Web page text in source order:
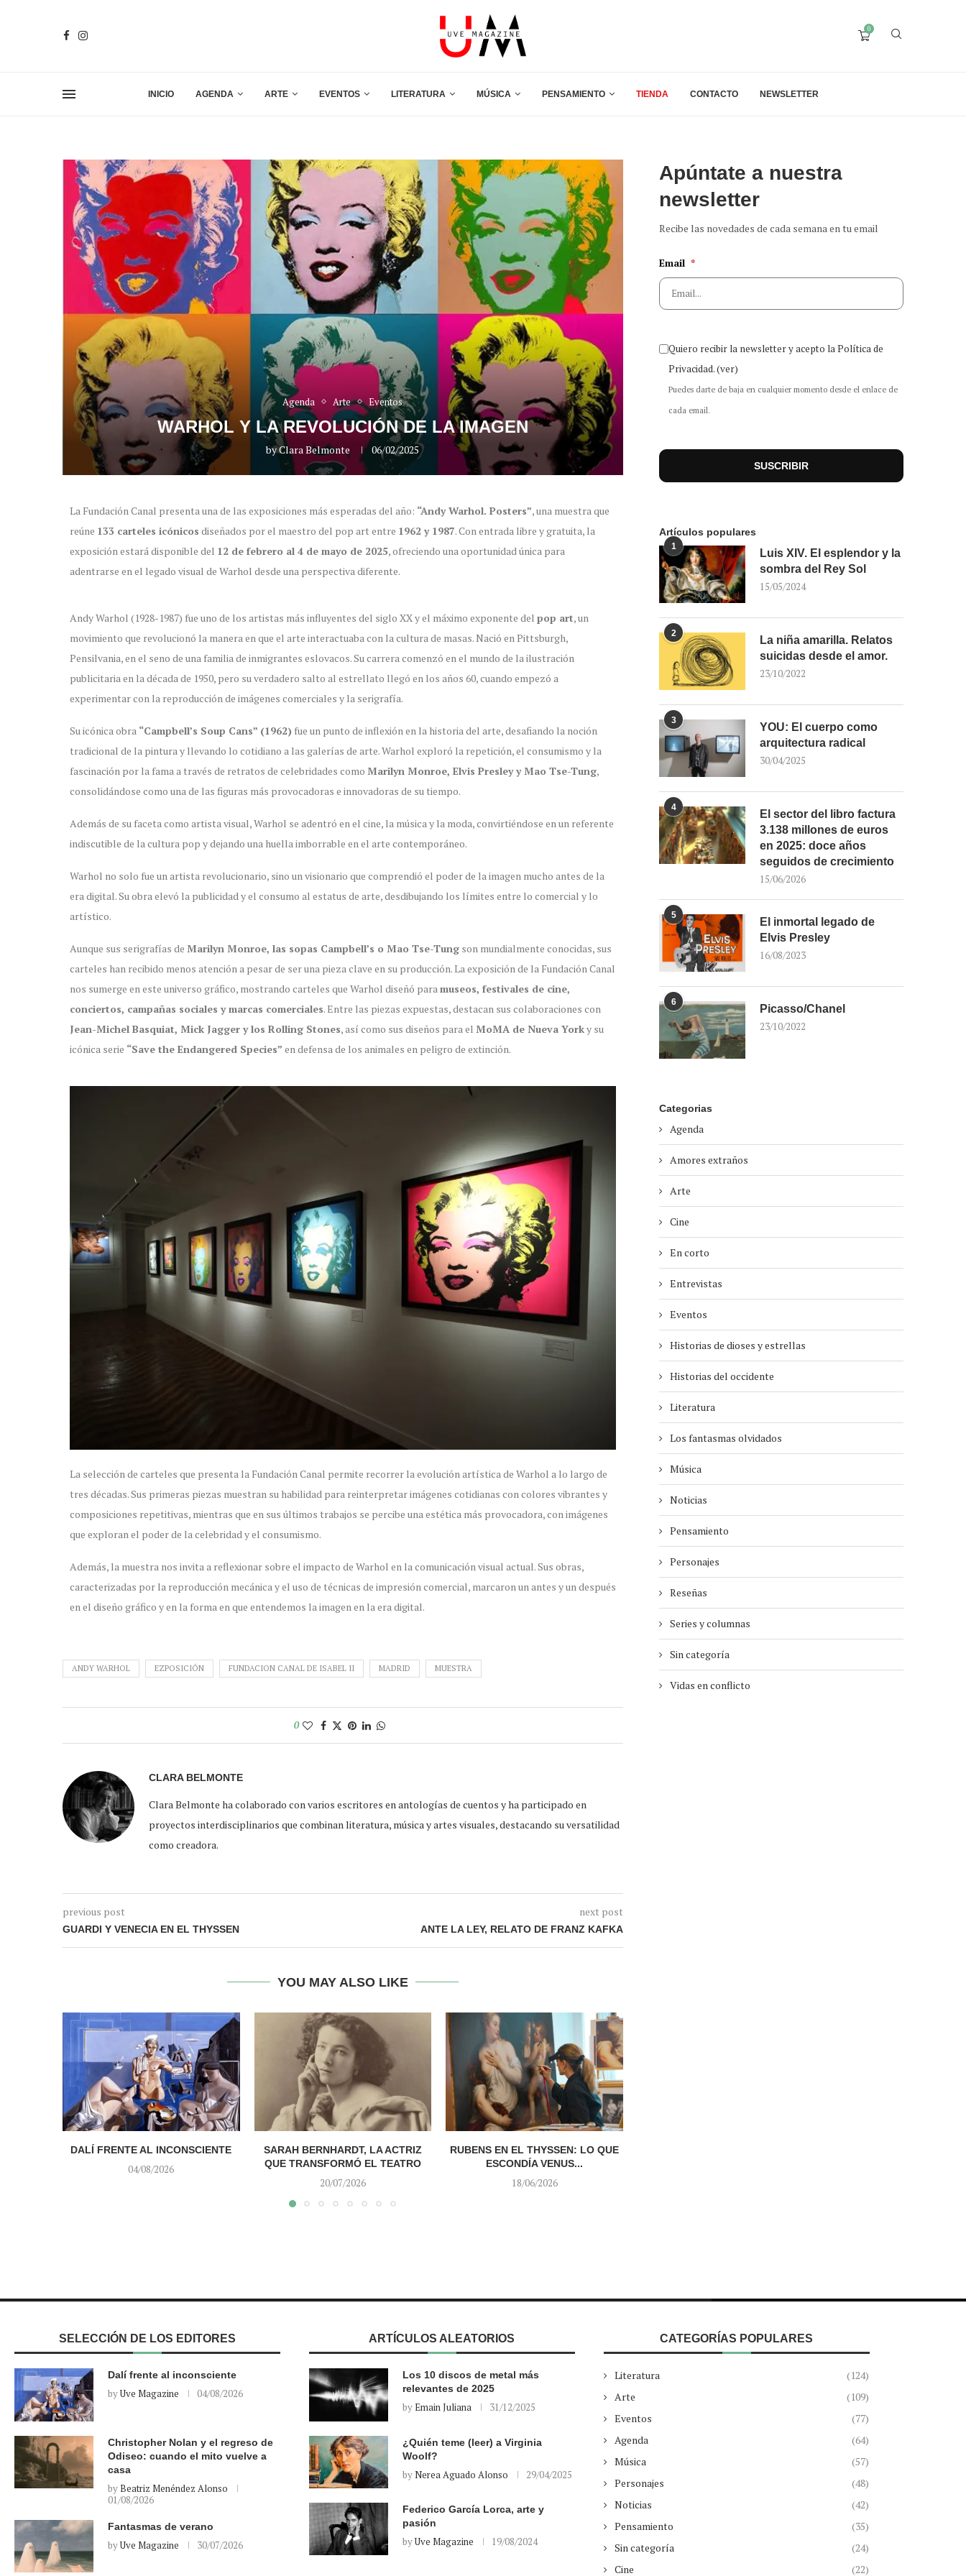
0
INICIO AGENDA ARTE EVENTOS LITERATURA MÚSICA PENSAMIENTO TIENDA CONTACTO NEWSLETTER
Agenda Arte Eventos
WARHOL Y LA REVOLUCIÓN DE LA IMAGEN
byClara Belmonte 06/02/2025
La Fundación Canal presenta una de las exposiciones más esperadas del año: “Andy Warhol. Posters”, una muestra que
reúne 133 carteles icónicos diseñados por el maestro del pop art entre 1962 y 1987. Con entrada libre y gratuita, la
exposición estará disponible del 12 de febrero al 4 de mayo de 2025, ofreciendo una oportunidad única para
adentrarse en el legado visual de Warhol desde una perspectiva diferente.
Andy Warhol (1928-1987) fue uno de los artistas más influyentes del siglo XX y el máximo exponente del pop art, un
movimiento que revolucionó la manera en que el arte interactuaba con la cultura de masas. Nació en Pittsburgh,
Pensilvania, en el seno de una familia de inmigrantes eslovacos. Su carrera comenzó en el mundo de la ilustración
publicitaria en la década de 1950, pero su verdadero salto al estrellato llegó en los años 60, cuando empezó a
experimentar con la reproducción de imágenes comerciales y la serigrafía.
Su icónica obra “Campbell’s Soup Cans” (1962) fue un punto de inflexión en la historia del arte, desafiando la noción
tradicional de la pintura y llevando lo cotidiano a las galerías de arte. Warhol exploró la repetición, el consumismo y la
fascinación por la fama a través de retratos de celebridades como Marilyn Monroe, Elvis Presley y Mao Tse-Tung,
consolidándose como una de las figuras más provocadoras e innovadoras de su tiempo.
Además de su faceta como artista visual, Warhol se adentró en el cine, la música y la moda, convirtiéndose en un referente
indiscutible de la cultura pop y dejando una huella imborrable en el arte contemporáneo.
Warhol no solo fue un artista revolucionario, sino un visionario que comprendió el poder de la imagen mucho antes de la
era digital. Su obra elevó la publicidad y el consumo al estatus de arte, desdibujando los límites entre lo comercial y lo
artístico.
Aunque sus serigrafías de Marilyn Monroe, las sopas Campbell’s o Mao Tse-Tung son mundialmente conocidas, sus
carteles han recibido menos atención a pesar de ser una pieza clave en su producción. La exposición de la Fundación Canal
nos sumerge en este universo gráfico, mostrando carteles que Warhol diseñó para museos, festivales de cine,
conciertos, campañas sociales y marcas comerciales. Entre las piezas expuestas, destacan sus colaboraciones con
Jean-Michel Basquiat, Mick Jagger y los Rolling Stones, así como sus diseños para el MoMA de Nueva Yorky su
icónica serie “Save the Endangered Species” en defensa de los animales en peligro de extinción.
La selección de carteles que presenta la Fundación Canal permite recorrer la evolución artística de Warhol a lo largo de
tres décadas. Sus primeras piezas muestran su habilidad para reinterpretar imágenes cotidianas con colores vibrantes y
composiciones repetitivas, mientras que en sus últimos trabajos se percibe una estética más provocadora, con imágenes
que exploran el poder de la celebridad y el consumismo.
Además, la muestra nos invita a reflexionar sobre el impacto de Warhol en la comunicación visual actual. Sus obras,
caracterizadas por la reproducción mecánica y el uso de técnicas de impresión comercial, marcaron un antes y un después
en el diseño gráfico y en la forma en que entendemos la imagen en la era digital.
ANDY WARHOL EZPOSICIÓN FUNDACION CANAL DE ISABEL II MADRID MUESTRA
0
CLARA BELMONTE
Clara Belmonte ha colaborado con varios escritores en antologías de cuentos y ha participado en
proyectos interdisciplinarios que combinan literatura, música y artes visuales, destacando su versatilidad
como creadora.
previous post
GUARDI Y VENECIA EN EL THYSSEN
next post
ANTE LA LEY, RELATO DE FRANZ KAFKA
YOU MAY ALSO LIKE
DALÍ FRENTE AL INCONSCIENTE
04/08/2026
SARAH BERNHARDT, LA ACTRIZ
QUE TRANSFORMÓ EL TEATRO
20/07/2026
RUBENS EN EL THYSSEN: LO QUE
ESCONDÍA VENUS...
18/06/2026
Apúntate a nuestra
newsletter
Recibe las novedades de cada semana en tu email
Email *
Quiero recibir la newsletter y acepto la Política de
Privacidad.(ver)
Puedes darte de baja en cualquier momento desde el enlace de
cada email.
Artículos populares
1
Luis XIV. El esplendor y la
sombra del Rey Sol
15/05/2024
2
La niña amarilla. Relatos
suicidas desde el amor.
23/10/2022
3
YOU: El cuerpo como
arquitectura radical
30/04/2025
4
El sector del libro factura
3.138 millones de euros
en 2025: doce años
seguidos de crecimiento
15/06/2026
5
El inmortal legado de
Elvis Presley
16/08/2023
6
Picasso/Chanel
23/10/2022
Categorias
Agenda
Amores extraños
Arte
Cine
En corto
Entrevistas
Eventos
Historias de dioses y estrellas
Historias del occidente
Literatura
Los fantasmas olvidados
Música
Noticias
Pensamiento
Personajes
Reseñas
Series y columnas
Sin categoría
Vidas en conflicto
SELECCIÓN DE LOS EDITORES
Dalí frente al inconsciente
byUve Magazine 04/08/2026
Christopher Nolan y el regreso de
Odiseo: cuando el mito vuelve a
casa
byBeatriz Menéndez Alonso
01/08/2026
Fantasmas de verano
byUve Magazine 30/07/2026
ARTÍCULOS ALEATORIOS
Los 10 discos de metal más
relevantes de 2025
byEmain Juliana 31/12/2025
¿Quién teme (leer) a Virginia
Woolf?
byNerea Aguado Alonso 29/04/2025
Federico García Lorca, arte y
pasión
byUve Magazine 19/08/2024
CATEGORÍAS POPULARES
Literatura
(124)
Arte
(109)
Eventos
(77)
Agenda
(64)
Música
(57)
Personajes
(48)
Noticias
(42)
Pensamiento
(35)
Sin categoría
(24)
Cine
(22)